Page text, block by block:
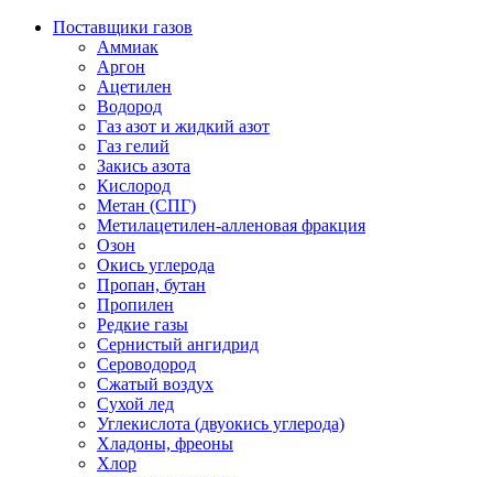
Поставщики газов
Аммиак
Аргон
Ацетилен
Водород
Газ азот и жидкий азот
Газ гелий
Закись азота
Кислород
Метан (СПГ)
Метилацетилен-алленовая фракция
Озон
Окись углерода
Пропан, бутан
Пропилен
Редкие газы
Сернистый ангидрид
Сероводород
Сжатый воздух
Сухой лед
Углекислота (двуокись углерода)
Хладоны, фреоны
Хлор